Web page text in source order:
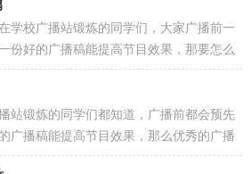
学校广播站锻炼的同学们，大家广播前一
份好的广播稿能提高节目效果，那要怎么
整理的小学运动会广播稿，仅...
站锻炼的同学们都知道，广播前都会预先
广播稿能提高节目效果，那么优秀的广播
编整理的致短跑运动员广播...